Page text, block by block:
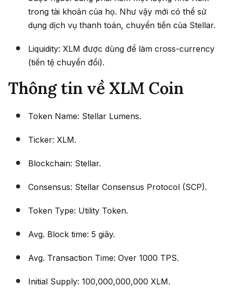
trong tài khoản của họ. Như vậy mới có thể sử
dụng dịch vụ thanh toán, chuyển tiền của Stellar.
Liquidity: XLM được dùng để làm cross-currency
(tiền tệ chuyển đổi).
Thông tin về XLM Coin
Token Name: Stellar Lumens.
Ticker: XLM.
Blockchain: Stellar.
Consensus: Stellar Consensus Protocol (SCP).
Token Type: Utility Token.
Avg. Block time: 5 giây.
Avg. Transaction Time: Over 1000 TPS.
Initial Supply: 100,000,000,000 XLM.